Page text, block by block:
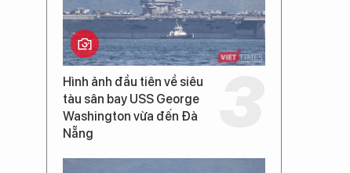
Hình ảnh đầu tiên về siêu
tàu sân bay USS George
Washington vừa đến Đà
Nẵng